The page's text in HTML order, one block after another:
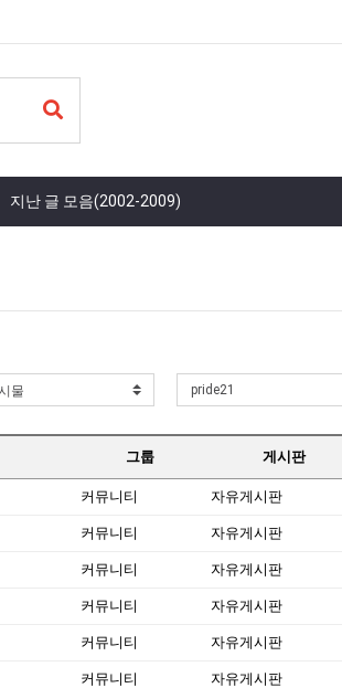
지난 글 모음(2002-2009)
그룹 게시판
커뮤니티 자유게시판
커뮤니티 자유게시판
커뮤니티 자유게시판
커뮤니티 자유게시판
커뮤니티 자유게시판
커뮤니티 자유게시판